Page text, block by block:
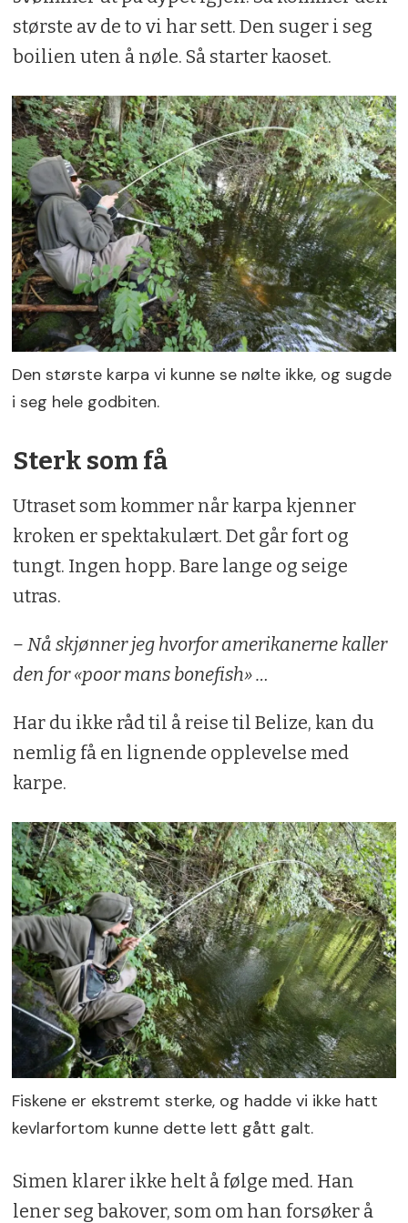
største av de to vi har sett. Den suger i seg
boilien uten å nøle. Så starter kaoset.
Den største karpa vi kunne se nølte ikke, og sugde
i seg hele godbiten.
Sterk som få
Utraset som kommer når karpa kjenner
kroken er spektakulært. Det går fort og
tungt. Ingen hopp. Bare lange og seige
utras.
– Nå skjønner jeg hvorfor amerikanerne kaller
den for «poor mans bonefish» …
Har du ikke råd til å reise til Belize, kan du
nemlig få en lignende opplevelse med
karpe.
Fiskene er ekstremt sterke, og hadde vi ikke hatt
kevlarfortom kunne dette lett gått galt.
Simen klarer ikke helt å følge med. Han
lener seg bakover, som om han forsøker å